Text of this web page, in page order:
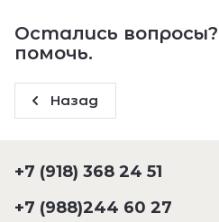
Остались
помочь.
Назад
+7 (918) 368 24 51
+7 (988)244 60 27